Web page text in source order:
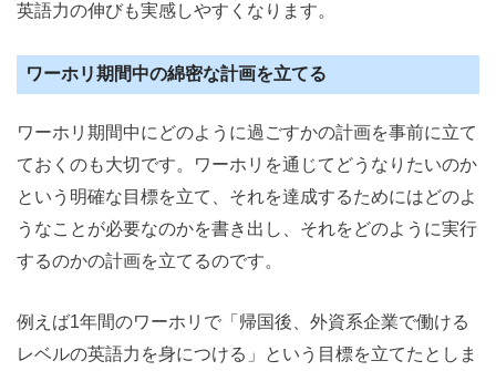
英語力の伸びも実感しやすくなります。
ワーホリ期間中の綿密な計画を立てる
ワーホリ期間中にどのように過ごすかの計画を事前に立て
ておくのも大切です。ワーホリを通じてどうなりたいのか
という明確な目標を立て、それを達成するためにはどのよ
うなことが必要なのかを書き出し、それをどのように実行
するのかの計画を立てるのです。
例えば1年間のワーホリで「帰国後、外資系企業で働ける
レベルの英語力を身につける」という目標を立てたとしま